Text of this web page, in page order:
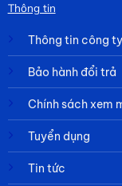
Thông tin
Thông tin công ty
Bảo hành đổi trả
Chính sách xem
Tuyển dụng
Tin tức